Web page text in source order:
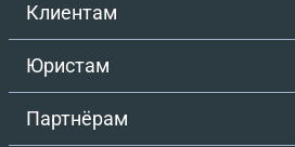
Клиентам
Юристам
Партнёрам